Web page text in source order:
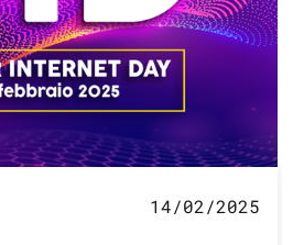
14/02/2025